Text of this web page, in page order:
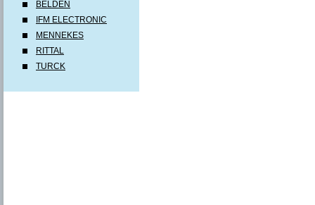
BELDEN
IFM ELECTRONIC
MENNEKES
RITTAL
TURCK